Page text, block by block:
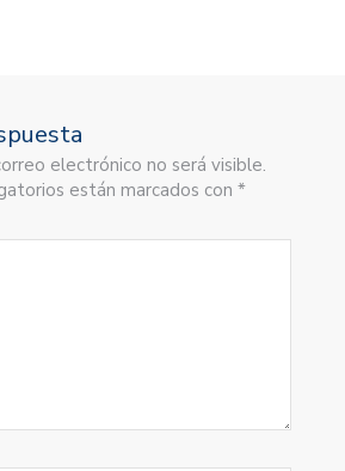
electrónico no será visible.
están marcados con *